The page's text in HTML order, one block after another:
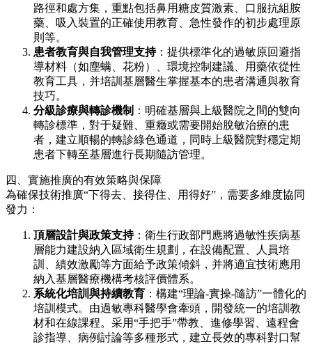
路徑和處方集，重點包括鼻用糖皮質激素、口服抗組胺
藥、吸入裝置的正確使用教育、急性發作的初步處理原
則等。
患者教育與自我管理支持：提供標準化的過敏原回避指
導材料（如塵螨、花粉）、環境控制建議、用藥依從性
教育工具，并培訓基層醫生掌握基本的患者溝通與教育
技巧。
分級診療與轉診機制 ：明確基層與上級醫院之間的雙向
轉診標準，對于疑難、重癥或需要開始脫敏治療的患
者，建立順暢的轉診綠色通道，同時上級醫院對穩定期
患者下轉至基層進行長期隨訪管理。
四、實施推廣的有效策略與保障
為確保技術推廣“下得去、接得住、用得好”，需要多維度協同
發力：
頂層設計與政策支持：衛生行政部門應將過敏性疾病基
層能力建設納入區域衛生規劃，在設備配置、人員培
訓、績效激勵等方面給予政策傾斜，并將適宜技術應用
納入基層醫療機構考核評價體系。
系統化培訓與持續教育 ：構建“理論-實操-隨訪”一體化的
培訓模式。由過敏專科醫學會牽頭，開發統一的培訓教
材和在線課程。采用“手把手”帶教、進修學習、遠程會
診指導、病例討論等多種形式，建立長效的專科對口幫